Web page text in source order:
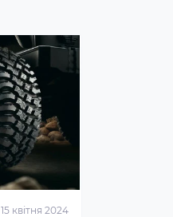
15 квітня 2024